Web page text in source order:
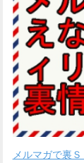
メルマガで裏